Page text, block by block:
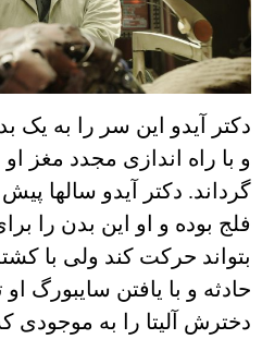
دکتر آیدو این سر را به یک
و با راه اندازی مجدد مغز
گرداند. دکتر آیدو سالها
فلج بوده و او این بدن را
بتواند حرکت کند ولی با
حادثه و با یافتن سایبورگ
دخترش آلیتا را به موجودی